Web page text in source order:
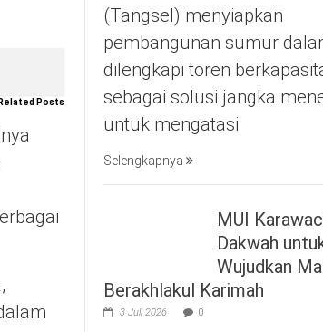
Posts
(Tangsel) menyiapkan
pembangunan sumur
dilengkapi toren
sebagai solusi jangka
untuk mengatasi
Selengkapnya
MUI
Dakwah
Wujudkan
Berakhlakul Karimah
3 Juli 2026 0